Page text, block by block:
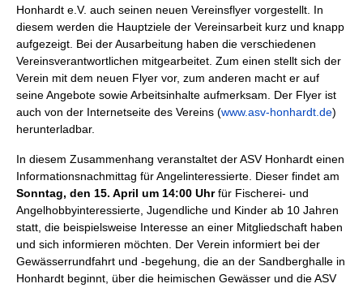
Honhardt e.V. auch seinen neuen Vereinsflyer vorgestellt. In
diesem werden die Hauptziele der Vereinsarbeit kurz und knapp
aufgezeigt. Bei der Ausarbeitung haben die verschiedenen
Vereinsverantwortlichen mitgearbeitet. Zum einen stellt sich der
Verein mit dem neuen Flyer vor, zum anderen macht er auf
seine Angebote sowie Arbeitsinhalte aufmerksam. Der Flyer ist
auch von der Internetseite des Vereins (www.asv-honhardt.de)
herunterladbar.
In diesem Zusammenhang veranstaltet der ASV Honhardt einen
Informationsnachmittag für Angelinteressierte. Dieser findet am
Sonntag, den 15. April um 14:00 Uhrfür Fischerei- und
Angelhobbyinteressierte, Jugendliche und Kinder ab 10 Jahren
statt, die beispielsweise Interesse an einer Mitgliedschaft haben
und sich informieren möchten. Der Verein informiert bei der
Gewässerrundfahrt und -begehung, die an der Sandberghalle in
Honhardt beginnt, über die heimischen Gewässer und die ASV